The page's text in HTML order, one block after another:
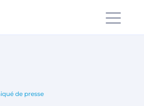
de presse